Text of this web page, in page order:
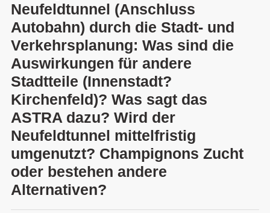
Neufeldtunnel (Anschluss
Autobahn) durch die Stadt- und
Verkehrsplanung: Was sind die
Auswirkungen für andere
Stadtteile (Innenstadt?
Kirchenfeld)? Was sagt das
ASTRA dazu? Wird der
Neufeldtunnel mittelfristig
umgenutzt? Champignons Zucht
oder bestehen andere
Alternativen?